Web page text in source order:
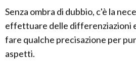
Senza ombra di dubbio, c'è la
effettuare delle differenziazioni
fare qualche precisazione per
aspetti.